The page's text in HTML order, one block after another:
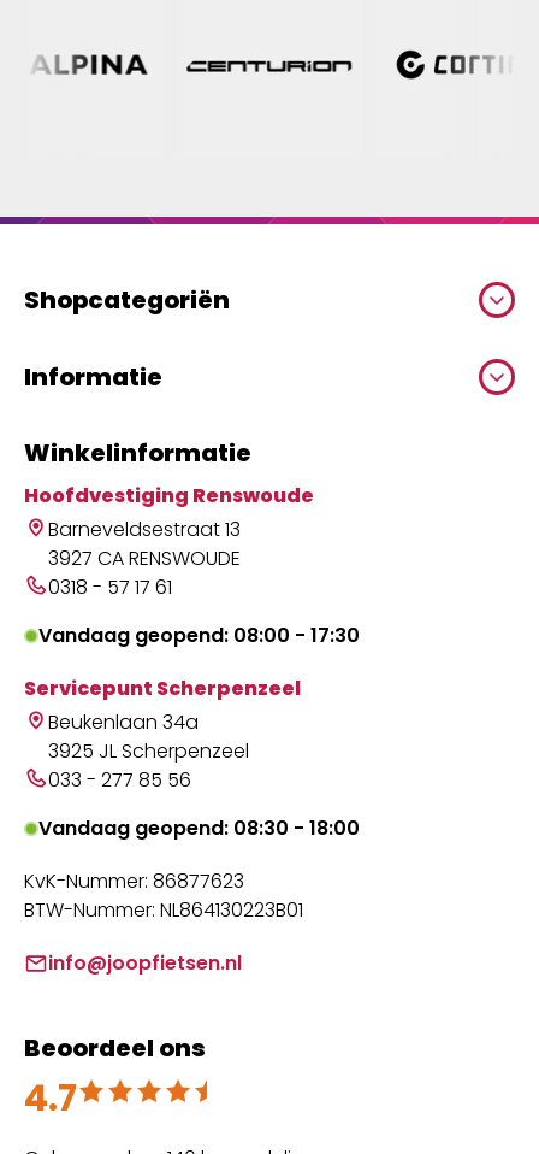
Shopcategoriën
Informatie
Winkelinformatie
Hoofdvestiging Renswoude
Barneveldsestraat 13
3927 CA RENSWOUDE
0318 - 57 17 61
Vandaag geopend: 08:00 - 17:30
Servicepunt Scherpenzeel
Beukenlaan 34a
3925 JL Scherpenzeel
033 - 277 85 56
Vandaag geopend: 08:30 - 18:00
KvK-Nummer: 86877623
BTW-Nummer: NL864130223B01
info@joopfietsen.nl
Beoordeel ons
4.7
Beoordeeld met 4.7 uit 5